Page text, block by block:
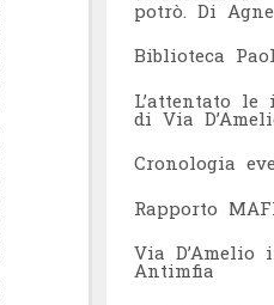
potrò. Di
Biblioteca
L’attentato
di Via
Cronologia
Rapporto
Via D’Amelio
Antimfia